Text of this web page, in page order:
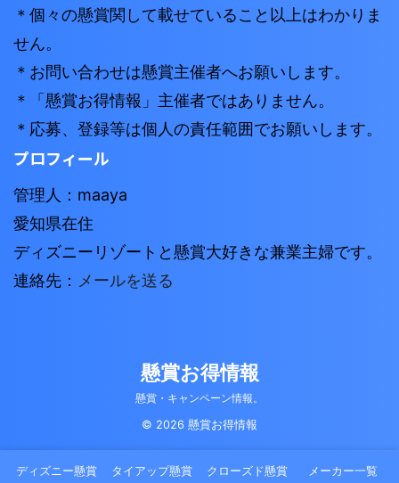
＊個々の懸賞関して載せていること以上はわかりま
せん。
＊お問い合わせは懸賞主催者へお願いします。
＊「懸賞お得情報」主催者ではありません。
＊応募、登録等は個人の責任範囲でお願いします。
プロフィール
管理人：maaya
愛知県在住
ディズニーリゾートと懸賞大好きな兼業主婦です。
連絡先： メールを送る
懸賞お得情報
懸賞・キャンペーン情報。
© 2026 懸賞お得情報
ディズニー懸賞 タイアップ懸賞 クローズド懸賞 メーカー一覧